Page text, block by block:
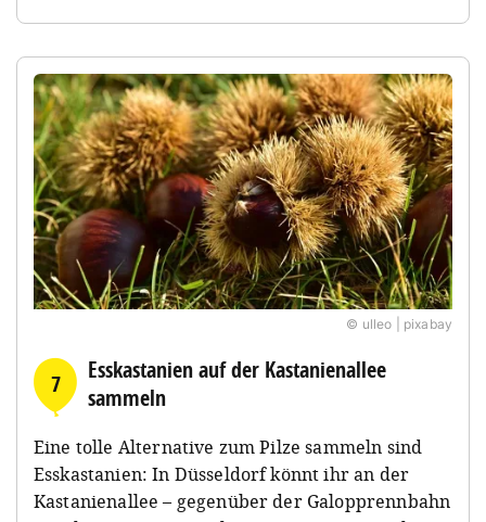
© ulleo | pixabay
7
Esskastanien auf der Kastanienallee
sammeln
Eine tolle Alternative zum Pilze sammeln sind
Esskastanien: In Düsseldorf könnt ihr an der
Kastanienallee – gegenüber der Galopprennbahn